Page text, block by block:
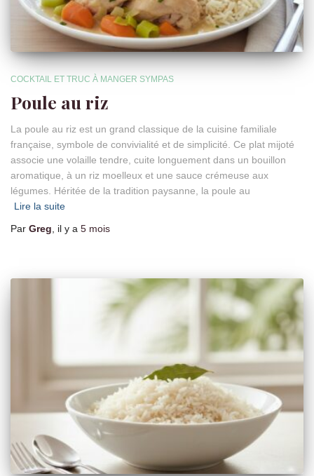
COCKTAIL ET TRUC À MANGER SYMPAS
Poule au riz
La poule au riz est un grand classique de la cuisine familiale
française, symbole de convivialité et de simplicité. Ce plat mijoté
associe une volaille tendre, cuite longuement dans un bouillon
aromatique, à un riz moelleux et une sauce crémeuse aux
légumes. Héritée de la tradition paysanne, la poule au
Lire la suite
Par Greg, il y a 5 mois